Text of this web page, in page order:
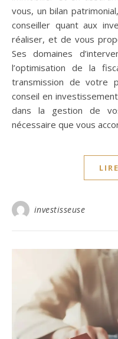
vous, un bilan
conseiller quant aux
réaliser, et de vous
Ses domaines
l’optimisation de la
transmission de votre
conseil en
dans la gestion de
nécessaire que vous
investisseuse